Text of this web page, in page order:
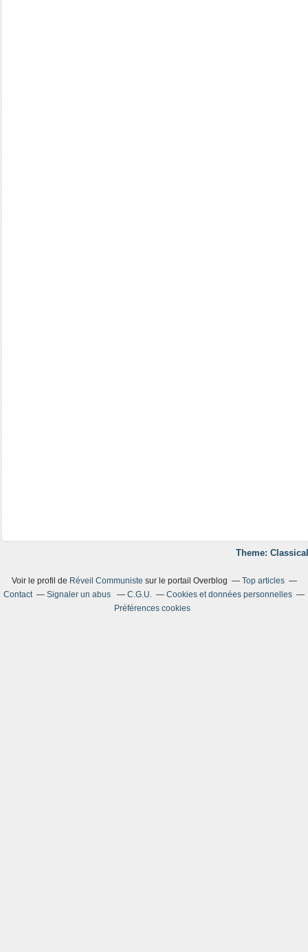
Theme:
Voir le profil de Réveil Communiste sur le portail Overblog
Top articles
Contact
Signaler un abus C.G.U.
Cookies et données personnelles
Préférences cookies